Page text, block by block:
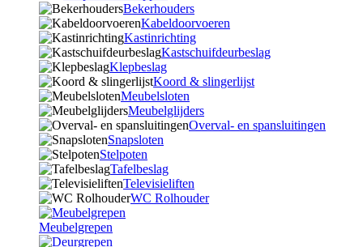
Bekerhouders
Kabeldoorvoeren
Kastinrichting
Kastschuifdeurbeslag
Klepbeslag
Koord & slingerlijst
Meubelsloten
Meubelglijders
Overval- en spansluitingen
Snapsloten
Stelpoten
Tafelbeslag
Televisieliften
WC Rolhouder
Meubelgrepen